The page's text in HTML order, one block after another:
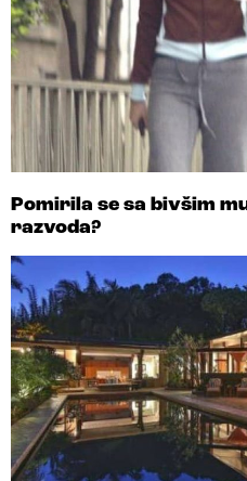
Pomirila se sa bivšim
razvoda?